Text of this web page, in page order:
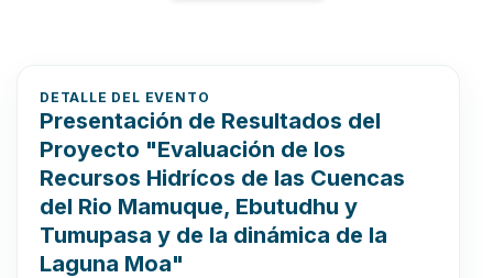
DETALLE DEL EVENTO
Presentación de Resultados del
Proyecto "Evaluación de los
Recursos Hidrícos de las Cuencas
del Rio Mamuque, Ebutudhu y
Tumupasa y de la dinámica de la
Laguna Moa"